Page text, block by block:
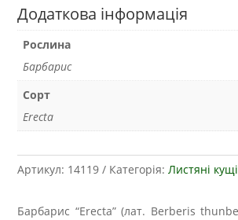
Додаткова інформація
Рослина
Барбарис
Сорт
Erecta
Артикул: 14119 Категорія: Листяні кущі
Барбарис “Erecta” (лат. Berberis